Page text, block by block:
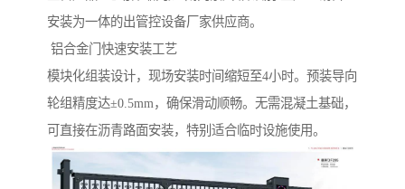
安装为一体的出管控设备厂家供应商。
‌ 铝合金门快速安装工艺‌
模块化组装设计，现场安装时间缩短至4小时。预装导向
轮组精度达±0.5mm，确保滑动顺畅。无需混凝土基础，
可直接在沥青路面安装，特别适合临时设施使用。